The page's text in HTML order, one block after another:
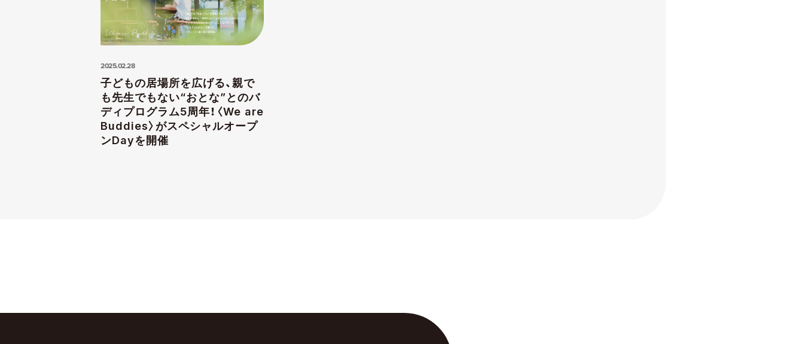
2025.02.28
子どもの居場所を広げる、親で
も先生でもない“おとな”とのバ
ディプログラム5周年！〈We are
Buddies〉がスペシャルオープ
ンDayを開催